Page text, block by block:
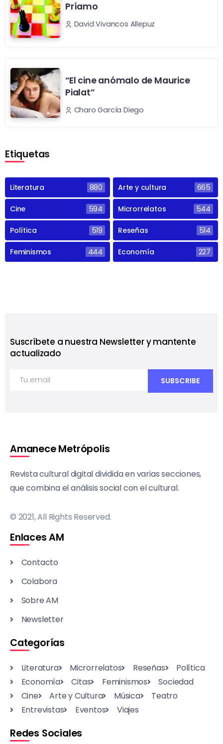
Príamo
David Vivancos Allepuz
“El cine anómalo de Maurice
Pialat”
Charo García Diego
Etiquetas
Literatura 880 Arte y cultura 665
Cine 594 Microrrelatos 544
Política 519 Reseñas 514
Feminismos 444 Economía 227
Suscríbete a nuestra Newsletter y mantente
actualizado
Amanece Metrópolis
Revista cultural digital dividida en varias secciones,
que combina el análisis social con el cultural.
© 2021, All Rights Reserved.
Enlaces AM
Contacto
Colabora
Sobre AM
Newsletter
Categorías
Literatura Microrrelatos Reseñas
Política
Economía
Citas Feminismos
Sociedad
Cine
Arte y Cultura Música
Teatro
Entrevistas
Eventos Viajes
Redes Sociales